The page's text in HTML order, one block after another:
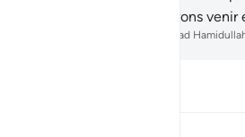
dernière, Nous vous ferons venir
French Translation(Muhammad